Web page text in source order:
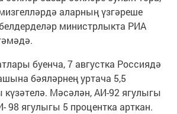
аларның үзгәреше
министрлыкта РИА
буенча, 7 августка Россиядә
бәяләрнең уртача 5,5
күзәтелә. Мәсәлән, АИ-92 ягулыгы
98 ягулыгы 5 процентка арткан.